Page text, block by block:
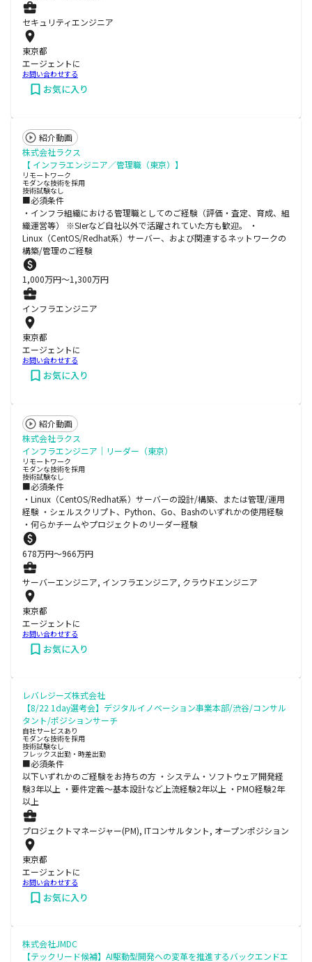
セキュリティエンジニア
東京都
エージェントに
お問い合わせする
お気に入り
紹介動画
株式会社ラクス
【 インフラエンジニア／管理職（東京）】
リモートワーク
モダンな技術を採用
技術試験なし
■必須条件
・インフラ組織における管理職としてのご経験（評価・査定、育成、組
織運営等） ※SIerなど自社以外で活躍されていた方も歓迎。 ・
Linux（CentOS/Redhat系）サーバー、および関連するネットワークの
構築/管理のご経験
1,000万円〜1,300万円
インフラエンジニア
東京都
エージェントに
お問い合わせする
お気に入り
紹介動画
株式会社ラクス
インフラエンジニア｜リーダー（東京）
リモートワーク
モダンな技術を採用
技術試験なし
■必須条件
・Linux（CentOS/Redhat系）サーバーの設計/構築、または管理/運用
経験 ・シェルスクリプト、Python、Go、Bashのいずれかの使用経験
・何らかチームやプロジェクトのリーダー経験
678万円〜966万円
サーバーエンジニア, インフラエンジニア, クラウドエンジニア
東京都
エージェントに
お問い合わせする
お気に入り
レバレジーズ株式会社
【8/22 1day選考会】デジタルイノベーション事業本部/渋谷/コンサル
タント/ポジションサーチ
自社サービスあり
モダンな技術を採用
技術試験なし
フレックス出勤・時差出勤
■必須条件
以下いずれかのご経験をお持ちの方 ・システム・ソフトウェア開発経
験3年以上 ・要件定義～基本設計など上流経験2年以上 ・PMO経験2年
以上
プロジェクトマネージャー(PM), ITコンサルタント, オープンポジション
東京都
エージェントに
お問い合わせする
お気に入り
株式会社JMDC
【テックリード候補】AI駆動型開発への変革を推進するバックエンドエ